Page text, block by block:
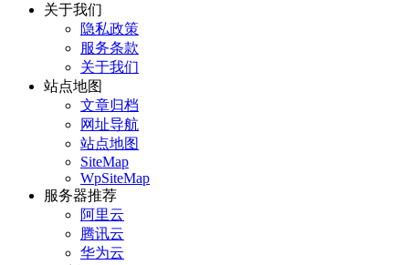
关于我们
隐私政策
服务条款
关于我们
站点地图
文章归档
网址导航
站点地图
SiteMap
WpSiteMap
服务器推荐
阿里云
腾讯云
华为云